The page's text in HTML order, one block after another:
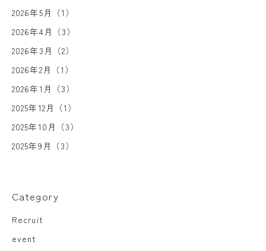
2026年5月（1）
2026年4月（3）
2026年3月（2）
2026年2月（1）
2026年1月（3）
2025年12月（1）
2025年10月（3）
2025年9月（3）
Category
Recruit
event